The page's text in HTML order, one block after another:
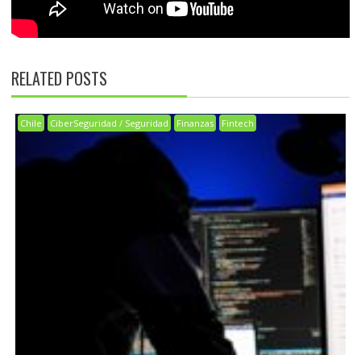
RELATED POSTS
Chile CiberSeguridad / Seguridad Finanzas Fintech